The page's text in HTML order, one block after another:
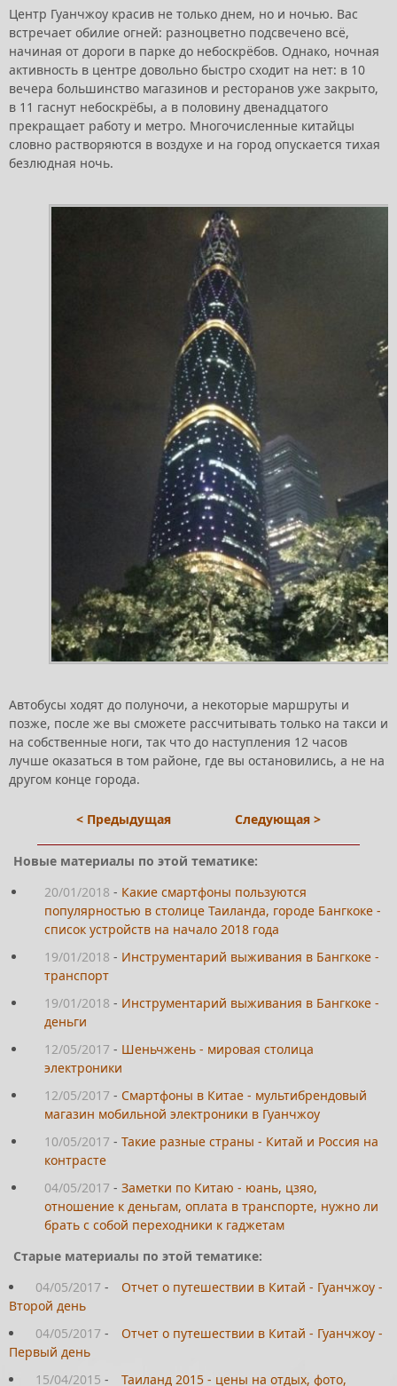
Центр Гуанчжоу красив не только днем, но и ночью. Вас
встречает обилие огней: разноцветно подсвечено всё,
начиная от дороги в парке до небоскрёбов. Однако, ночная
активность в центре довольно быстро сходит на нет: в 10
вечера большинство магазинов и ресторанов уже закрыто,
в 11 гаснут небоскрёбы, а в половину двенадцатого
прекращает работу и метро. Многочисленные китайцы
словно растворяются в воздухе и на город опускается тихая
безлюдная ночь.
Автобусы ходят до полуночи, а некоторые маршруты и
позже, после же вы сможете рассчитывать только на такси и
на собственные ноги, так что до наступления 12 часов
лучше оказаться в том районе, где вы остановились, а не на
другом конце города.
< Предыдущая Следующая >
Новые материалы по этой тематике:
20/01/2018 - Какие смартфоны пользуются
популярностью в столице Таиланда, городе Бангкоке -
список устройств на начало 2018 года
19/01/2018 - Инструментарий выживания в Бангкоке -
транспорт
19/01/2018 - Инструментарий выживания в Бангкоке -
деньги
12/05/2017 - Шеньчжень - мировая столица
электроники
12/05/2017 - Смартфоны в Китае - мультибрендовый
магазин мобильной электроники в Гуанчжоу
10/05/2017 - Такие разные страны - Китай и Россия на
контрасте
04/05/2017 - Заметки по Китаю - юань, цзяо,
отношение к деньгам, оплата в транспорте, нужно ли
брать с собой переходники к гаджетам
Старые материалы по этой тематике:
04/05/2017 -
Отчет о путешествии в Китай - Гуанчжоу -
Второй день
04/05/2017 -
Отчет о путешествии в Китай - Гуанчжоу -
Первый день
15/04/2015 - Таиланд 2015 - цены на отдых, фото,